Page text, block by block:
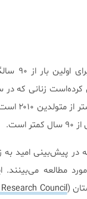
امید به
می‌آیند به
پیش‌بینی امید به
۳۵ کشور توسعه یافته‌ی مورد
(
Council